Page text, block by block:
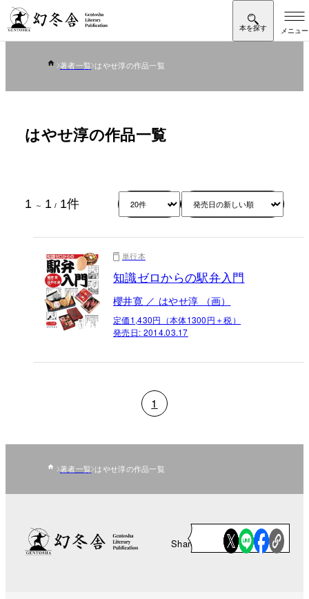
著者一覧 はやせ淳の作品一覧
はやせ淳の作品一覧
1 ～ 1 / 1件
単行本
知識ゼロからの駅弁入門
櫻井寛 ／ はやせ淳 （画）
定価1,430円（本体1300円＋税）
発売日: 2014.03.17
1
著者一覧 はやせ淳の作品一覧
Share